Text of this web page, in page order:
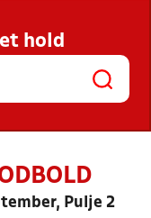
OG NYHEDER
OG
hold
Pulje 2